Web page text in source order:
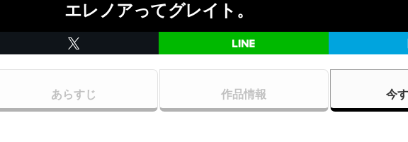
エレノアってグレイト。
あらすじ 作品情報 今